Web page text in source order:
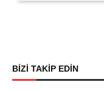
BİZİ TAKİP EDİN